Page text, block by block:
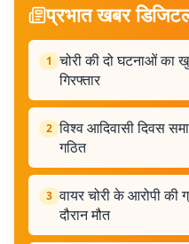
प्रभात खबर
1 चोरी की दो घटनाओं का
गिरफ्तार
2 विश्व आदिवासी दिवस
गठित
3 वायर चोरी के आरोपी की
दौरान मौत